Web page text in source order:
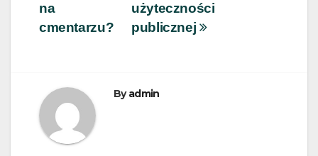
użyteczności
publicznej
na
cmentarzu?
Byadmin